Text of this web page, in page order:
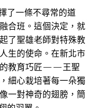
了一條不尋常的道
合班。這個決定，就
了聖雄老師對特殊教
生的使命。 在新北市
的教育巧匠——王聖
細心栽培著每一朵獨
一對神奇的翅膀，簡